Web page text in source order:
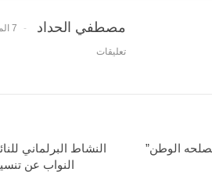
مصطفي الحداد 7 المشاركات
تعليقات
النشاط البرلماني
النواب عن
الوطن”